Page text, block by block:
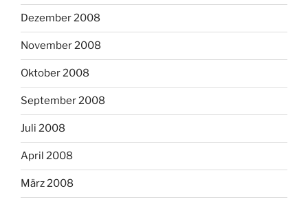
Dezember 2008
November 2008
Oktober 2008
September 2008
Juli 2008
April 2008
März 2008